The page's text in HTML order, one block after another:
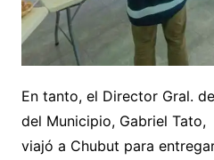
En tanto, el Director Gral.
del Municipio, Gabriel Tato,
viajó a Chubut para